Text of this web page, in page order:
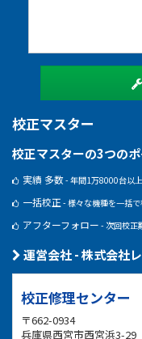
校正マスター
校正マスターの3つの
実績 多数- 年間1万8000台以
一括校正 - 様々な機種を一括で
アフターフォロー - 次回校正
運営会社 - 株式会社
校正修理センター
〒662-0934
兵庫県西宮市西宮浜3-29